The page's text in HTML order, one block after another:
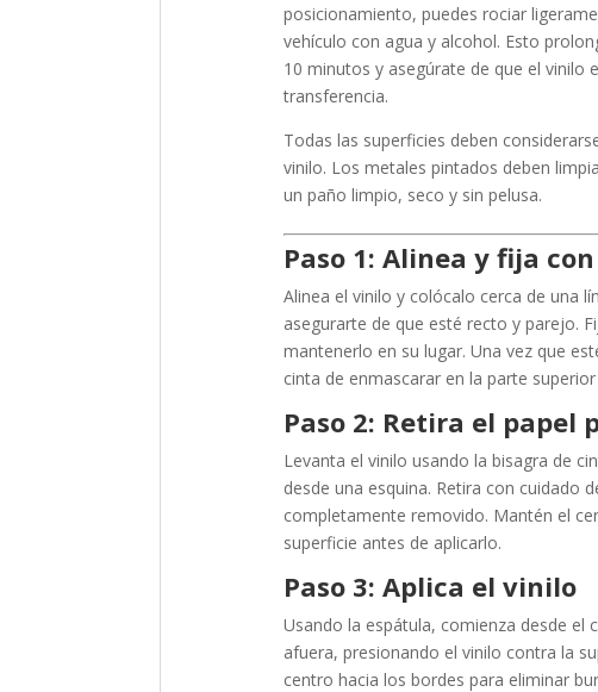
posicionamiento, puedes rociar
vehículo con agua y alcohol. Esto
10 minutos y asegúrate de que el vinilo
transferencia.
Todas las superficies deben
vinilo. Los metales pintados deben
un paño limpio, seco y sin pelusa.
Paso 1: Alinea y fija
Alinea el vinilo y colócalo cerca de una
asegurarte de que esté recto y parejo.
mantenerlo en su lugar. Una vez que
cinta de enmascarar en la parte
Paso 2: Retira el papel
Levanta el vinilo usando la bisagra de
desde una esquina. Retira con cuidado
completamente removido. Mantén el
superficie antes de aplicarlo.
Paso 3: Aplica el vinilo
Usando la espátula, comienza desde el
afuera, presionando el vinilo contra la
centro hacia los bordes para eliminar